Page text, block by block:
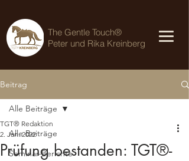
The Gentle Touch®
Peter und Rika Kreinberg
Beitrag
Alle Beiträge
Seminar-Berichte
Alle Beiträge
Prüfung bestanden: TGT®-
TGT® Redaktion
2. Jan. 2022